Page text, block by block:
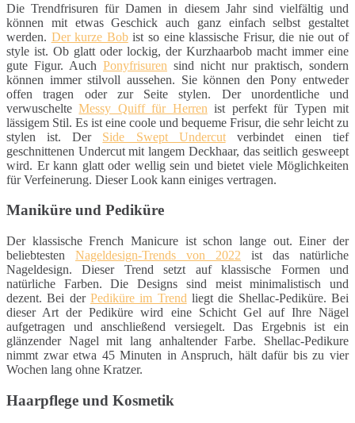
Die Trendfrisuren für Damen in diesem Jahr sind vielfältig und
können mit etwas Geschick auch ganz einfach selbst gestaltet
werden. Der kurze Bobist so eine klassische Frisur, die nie out of
style ist. Ob glatt oder lockig, der Kurzhaarbob macht immer eine
gute Figur. Auch Ponyfrisuren sind nicht nur praktisch, sondern
können immer stilvoll aussehen. Sie können den Pony entweder
offen tragen oder zur Seite stylen. Der unordentliche und
verwuschelteMessy Quiff für Herren ist perfekt für Typen mit
lässigem Stil. Es ist eine coole und bequeme Frisur, die sehr leicht zu
stylen ist. Der Side Swept Undercutverbindet einen tief
geschnittenen Undercut mit langem Deckhaar, das seitlich gesweept
wird. Er kann glatt oder wellig sein und bietet viele Möglichkeiten
für Verfeinerung. Dieser Look kann einiges vertragen.
Maniküre und Pediküre
Der klassische French Manicure ist schon lange out. Einer der
beliebtesten Nageldesign-Trends von 2022 ist das natürliche
Nageldesign. Dieser Trend setzt auf klassische Formen und
natürliche Farben. Die Designs sind meist minimalistisch und
dezent. Bei der Pediküre im Trend liegt die Shellac-Pediküre. Bei
dieser Art der Pediküre wird eine Schicht Gel auf Ihre Nägel
aufgetragen und anschließend versiegelt. Das Ergebnis ist ein
glänzender Nagel mit lang anhaltender Farbe. Shellac-Pedikure
nimmt zwar etwa 45 Minuten in Anspruch, hält dafür bis zu vier
Wochen lang ohne Kratzer.
Haarpflege und Kosmetik